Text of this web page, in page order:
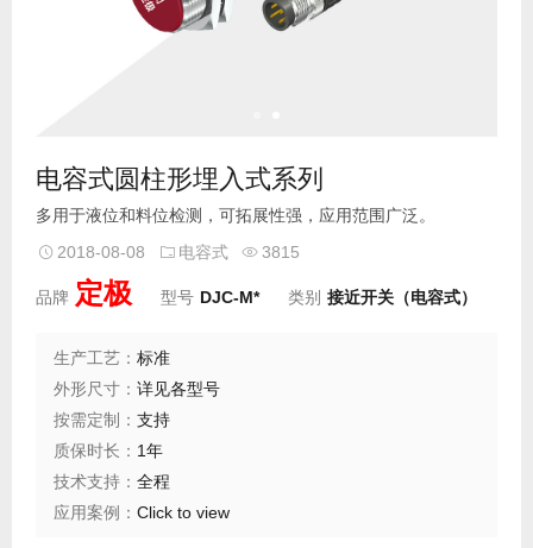
电容式圆柱形埋入式系列
多用于液位和料位检测，可拓展性强，应用范围广泛。
2018-08-08
电容式 3815
品牌 定极 型号 DJC-M* 类别 接近开关（电容式）
生产工艺： 标准
外形尺寸： 详见各型号
按需定制： 支持
质保时长： 1年
技术支持： 全程
应用案例： Click to view